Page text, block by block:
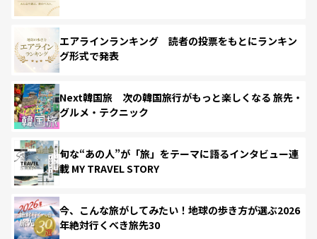
エアラインランキング 読者の投票をもとにランキン
グ形式で発表
Next韓国旅 次の韓国旅行がもっと楽しくなる 旅先・
グルメ・テクニック
旬な“あの人”が「旅」をテーマに語るインタビュー連
載 MY TRAVEL STORY
今、こんな旅がしてみたい！地球の歩き方が選ぶ2026
年絶対行くべき旅先30